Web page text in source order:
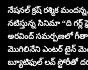
నేషనల్ క్రష్ రశ్మిక
నటిస్తున్న సినిమా “ది
అరవింద్ సమర్పణలో గీతా
మొగిలినేని ఎంటర్ టైన్
బ్యూటిఫుల్ లవ్ స్టోరీతో